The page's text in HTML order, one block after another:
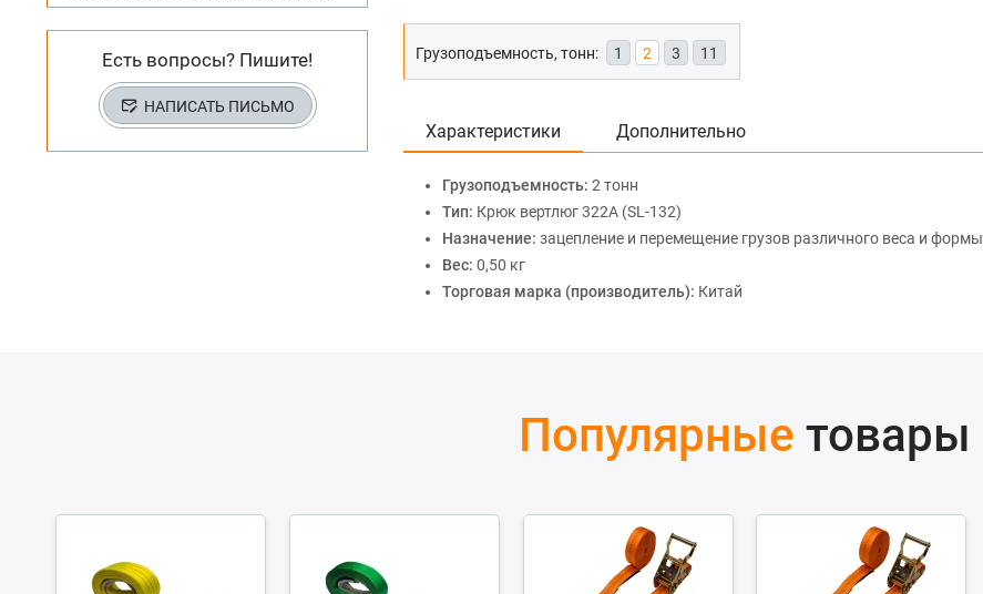
Есть вопросы? Пишите!
НАПИСАТЬ ПИСЬМО
Грузоподъемность, тонн: 1 2 3 11
Характеристики Дополнительно
Грузоподъемность: 2 тонн
Тип: Крюк вертлюг 322А (SL-132)
Назначение: зацепление и перемещение грузов различного веса и формы
Вес: 0,50 кг
Торговая марка (производитель): Китай
Популярные товары